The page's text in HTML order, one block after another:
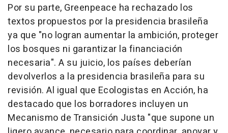
Por su parte, Greenpeace ha rechazado los
textos propuestos por la presidencia brasileña
ya que "no logran aumentar la ambición, proteger
los bosques ni garantizar la financiación
necesaria". A su juicio, los países deberían
devolverlos a la presidencia brasileña para su
revisión. Al igual que Ecologistas en Acción, ha
destacado que los borradores incluyen un
Mecanismo de Transición Justa "que supone un